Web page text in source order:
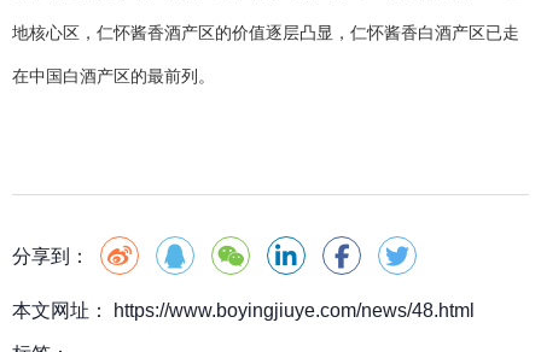
地核心区，仁怀酱香酒产区的价值逐层凸显，仁怀酱香白酒产区已走
在中国白酒产区的最前列。
分享到：
本文网址： https://www.boyingjiuye.com/news/48.html